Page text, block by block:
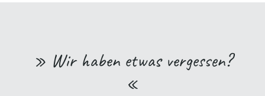
» Wir haben etwas vergessen?
«